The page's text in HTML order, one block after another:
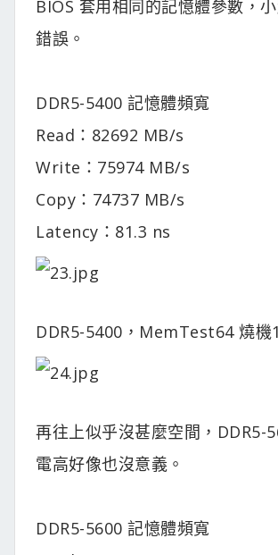
BIOS 套用相同的記憶體參數，
錯誤。
DDR5-5400 記憶體頻寬
Read：82692 MB/s
Write：75974 MB/s
Copy：74737 MB/s
Latency：81.3 ns
DDR5-5400，MemTest64 燒機
再往上似乎沒甚麼空間，DDR5-
電高好像也沒意義。
DDR5-5600 記憶體頻寬